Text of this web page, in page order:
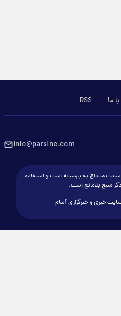
RSS
info@parsine.com
متعلق به پارسینه است و استفاده
منبع بلامانع است.
خبری و خبرگزاری آسام